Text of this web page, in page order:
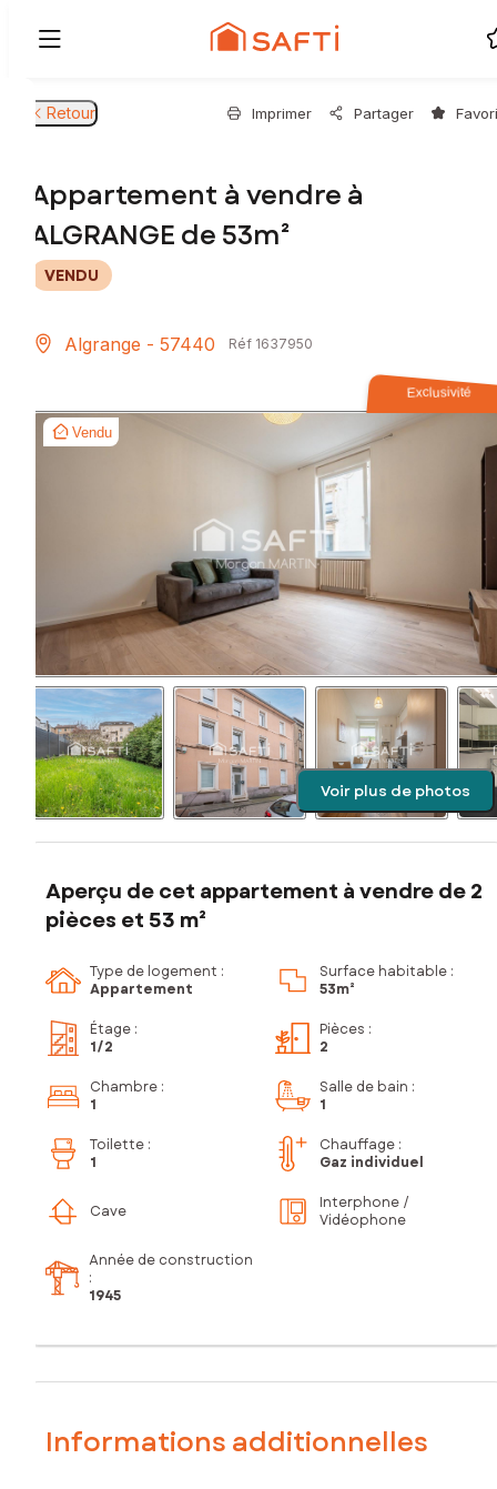
Retour Imprimer Partager
Appartement à vendre à
ALGRANGE de 53m²
VENDU
Algrange - 57440 Réf 1637950
Exclusivité
Vendu
Voir plus de photos
Aperçu de cet appartement à vendre de 2
pièces et 53 m²
Type de logement :
Appartement
Surface habitable :
53m²
Étage :
1/2
Pièces :
2
Chambre :
1
Salle de bain :
1
Toilette :
1
Chauffage :
Gaz individuel
Cave
Interphone /
Vidéophone
Année de construction
:
1945
Informations additionnelles